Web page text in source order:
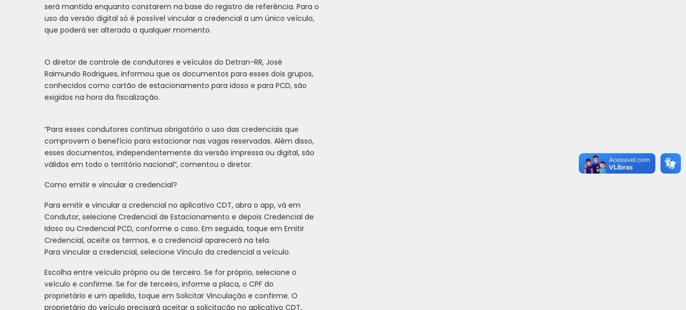
será mantida enquanto constarem na base do registro de referência. Para o
uso da versão digital só é possível vincular a credencial a um único veículo,
que poderá ser alterado a qualquer momento.
O diretor de controle de condutores e veículos do Detran-RR, José
Raimundo Rodrigues, informou que os documentos para esses dois grupos,
conhecidos como cartão de estacionamento para idoso e para PCD, são
exigidos na hora da fiscalização.
“Para esses condutores continua obrigatório o uso das credenciais que
comprovem o benefício para estacionar nas vagas reservadas. Além disso,
esses documentos, independentemente da versão impressa ou digital, são
válidos em todo o território nacional”, comentou o diretor.
Como emitir e vincular a credencial?
Para emitir e vincular a credencial no aplicativo CDT, abra o app, vá em
Condutor, selecione Credencial de Estacionamento e depois Credencial de
Idoso ou Credencial PCD, conforme o caso. Em seguida, toque em Emitir
Credencial, aceite os termos, e a credencial aparecerá na tela.
Para vincular a credencial, selecione Vínculo da credencial a veículo.
Escolha entre veículo próprio ou de terceiro. Se for próprio, selecione o
veículo e confirme. Se for de terceiro, informe a placa, o CPF do
proprietário e um apelido, toque em Solicitar Vinculação e confirme. O
proprietário do veículo precisará aceitar a solicitação no aplicativo CDT,